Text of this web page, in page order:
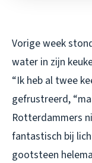
Vorige week
water in zijn
“Ik heb al twee
gefrustreerd,
Rotterdammers
fantastisch bij
gootsteen